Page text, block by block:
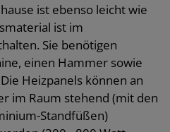
ist ebenso leicht wie
ist im
Sie benötigen
einen Hammer sowie
Heizpanels können an
im Raum stehend (mit den
Standfüßen)